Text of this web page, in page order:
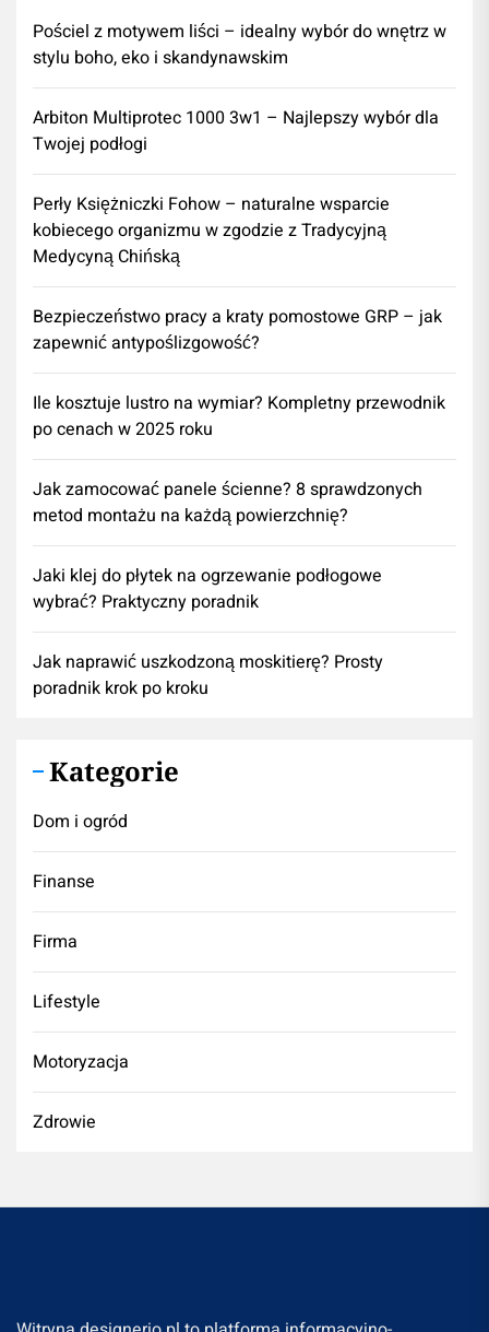
Pościel z motywem liści – idealny wybór do wnętrz w
stylu boho, eko i skandynawskim
Arbiton Multiprotec 1000 3w1 – Najlepszy wybór dla
Twojej podłogi
Perły Księżniczki Fohow – naturalne wsparcie
kobiecego organizmu w zgodzie z Tradycyjną
Medycyną Chińską
Bezpieczeństwo pracy a kraty pomostowe GRP – jak
zapewnić antypoślizgowość?
Ile kosztuje lustro na wymiar? Kompletny przewodnik
po cenach w 2025 roku
Jak zamocować panele ścienne? 8 sprawdzonych
metod montażu na każdą powierzchnię?
Jaki klej do płytek na ogrzewanie podłogowe
wybrać? Praktyczny poradnik
Jak naprawić uszkodzoną moskitierę? Prosty
poradnik krok po kroku
Kategorie
Dom i ogród
Finanse
Firma
Lifestyle
Motoryzacja
Zdrowie